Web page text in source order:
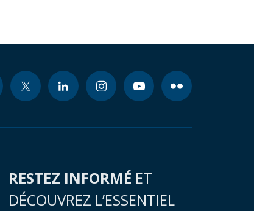
RESTEZ INFORMÉ ET
DÉCOUVREZ L’ESSENTIEL